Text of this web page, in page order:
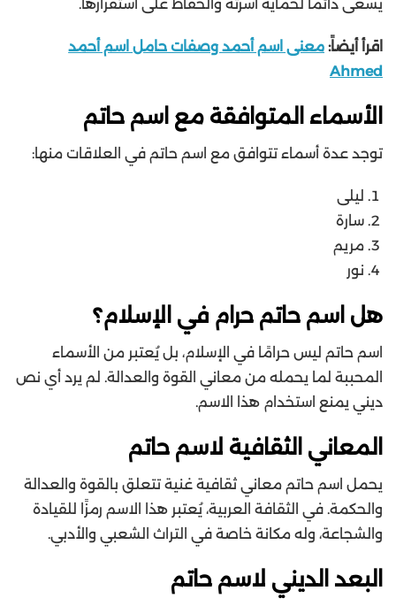
يسعى دائمًا لحماية أسرته والحفاظ على استقرارها.
اقرأ أيضاً: معنى اسم أحمد وصفات حامل اسم أحمد
Ahmed
الأسماء المتوافقة مع اسم حاتم
توجد عدة أسماء تتوافق مع اسم حاتم في العلاقات منها:
ليلى
سارة
مريم
نور
هل اسم حاتم حرام في الإسلام؟
اسم حاتم ليس حرامًا في الإسلام، بل يُعتبر من الأسماء
المحببة لما يحمله من معاني القوة والعدالة. لم يرد أي نص
ديني يمنع استخدام هذا الاسم.
المعاني الثقافية لاسم حاتم
يحمل اسم حاتم معاني ثقافية غنية تتعلق بالقوة والعدالة
والحكمة. في الثقافة العربية، يُعتبر هذا الاسم رمزًا للقيادة
والشجاعة، وله مكانة خاصة في التراث الشعبي والأدبي.
البعد الديني لاسم حاتم